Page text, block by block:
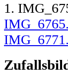
1.